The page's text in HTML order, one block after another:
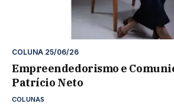
COLUNA 25/06/26
Empreendedorismo e
Patrício Neto
COLUNAS